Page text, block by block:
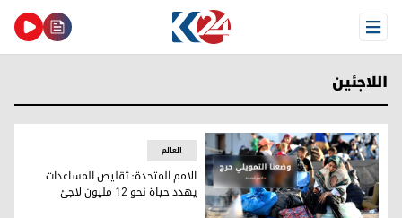
Open Menu
اللاجئين
العالم
الامم المتحدة: تقليص المساعدات
يهدد حياة نحو 12 مليون لاجئ